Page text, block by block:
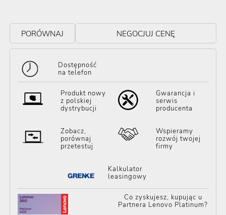
PORÓWNAJ NEGOCJUJ CENĘ
Dostępność
na telefon
Produkt nowy
z polskiej
dystrybucji
Gwarancja i
serwis
producenta
Zobacz,
porównaj
przetestuj
Wspieramy
rozwój twojej
firmy
Kalkulator
leasingowy
Co zyskujesz, kupując u
Partnera Lenovo Platinum?